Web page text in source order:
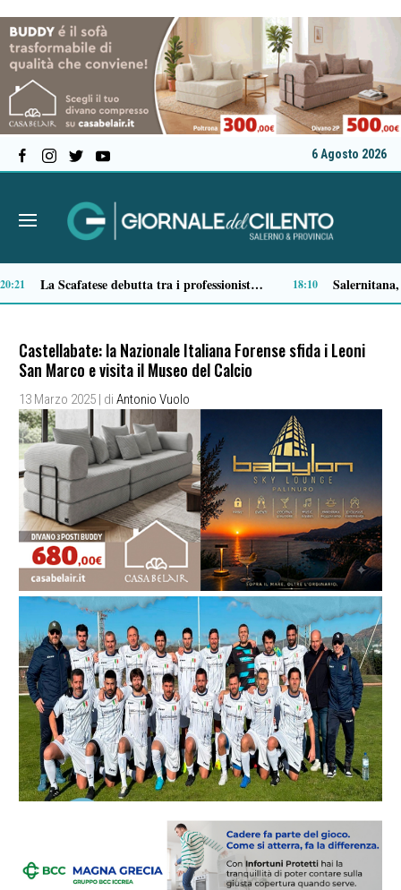
6 Agosto 2026
Acqua, frutta e verdura: la ricetta dell’Iss per affrontare le giornate più calde 14:45 “Poesie sotto le stelle”, a Ricigliano la notte di San Lorenzo tra arte, musica e riflessioni letterarie 14:27
Castellabate: la Nazionale Italiana Forense sfida i Leoni
San Marco e visita il Museo del Calcio
13 Marzo 2025 | di Antonio Vuolo